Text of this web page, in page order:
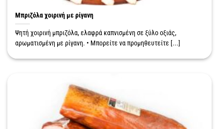
Μπριζόλα χοιρινή με ρίγανη
Ψητή χοιρινή μπριζόλα, ελαφρά καπνισμένη σε ξύλο οξιάς,
αρωματισμένη με ρίγανη. • Μπορείτε να προμηθευτείτε [...]